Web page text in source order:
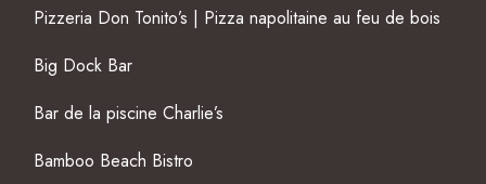
Pizzeria Don Tonito’s | Pizza napolitaine au feu de bois
Big Dock Bar
Bar de la piscine Charlie’s
Bamboo Beach Bistro